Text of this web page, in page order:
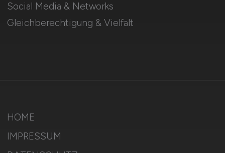
Social Media & Networks
Gleichberechtigung & Vielfalt
HOME
IMPRESSUM